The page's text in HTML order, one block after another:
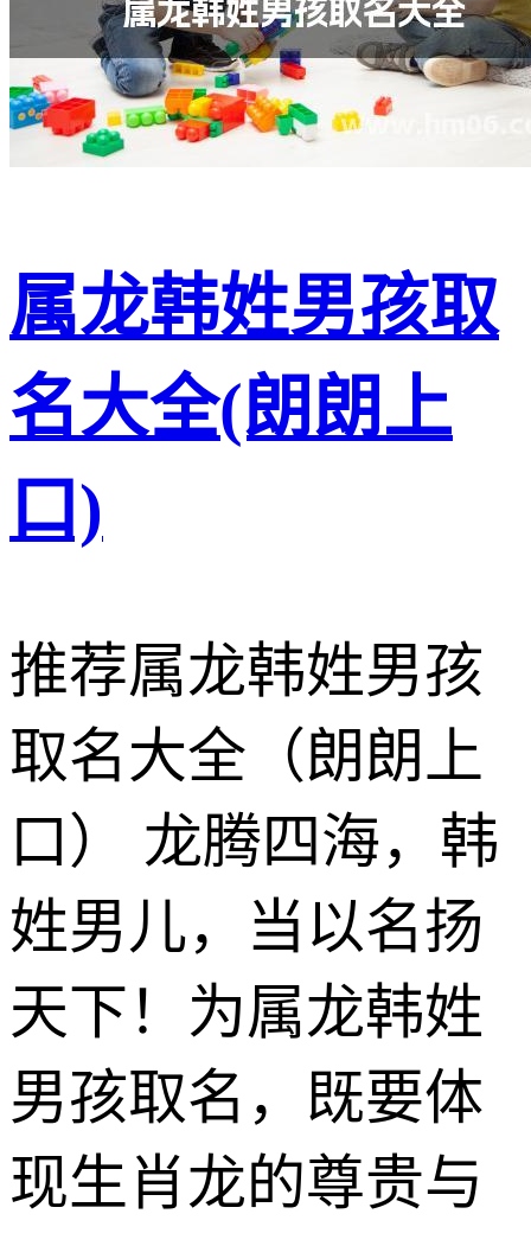
属龙韩姓男孩取
名大全(朗朗上
口)
推荐属龙韩姓男孩
取名大全（朗朗上
口） 龙腾四海，韩
姓男儿，当以名扬
天下！为属龙韩姓
男孩取名，既要体
现生肖龙的尊贵与